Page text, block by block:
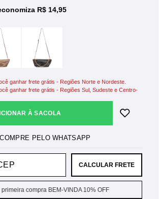
R$ 14,95
À SACOLA
ganhar frete grátis - Regiões Norte e Nordeste.
ganhar frete grátis - Regiões Sul, Sudeste e Centro-
CALCULAR FRETE
compra BEM-VINDA 10% OFF